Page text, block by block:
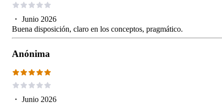
・ Junio 2026
Buena disposición, claro en los conceptos, pragmático.
Anónima
・ Junio 2026